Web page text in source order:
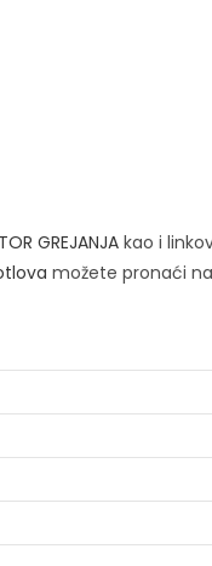
GREJANJA kao i
možete pronaći